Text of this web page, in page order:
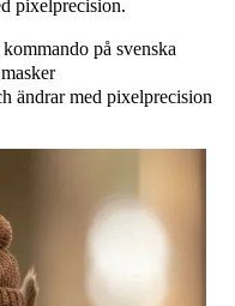
pixelprecision.
på svenska
ändrar med pixelprecision